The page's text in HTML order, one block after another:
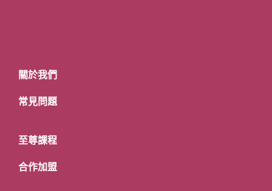
關於我們
常見問題
至尊課程
合作加盟